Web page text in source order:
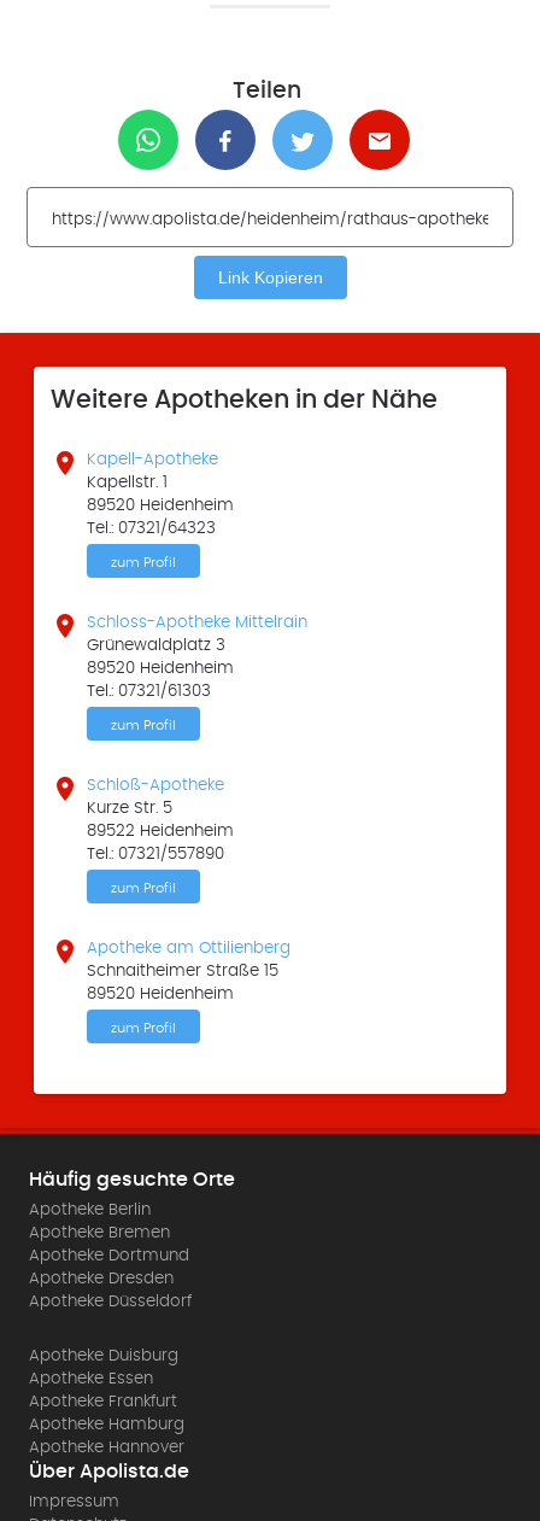
Teilen
Link Kopieren
Weitere Apotheken in der Nähe

Kapell-Apotheke
Kapellstr. 1
89520 Heidenheim
Tel.: 07321/64323
zum Profil

Schloss-Apotheke Mittelrain
Grünewaldplatz 3
89520 Heidenheim
Tel.: 07321/61303
zum Profil

Schloß-Apotheke
Kurze Str. 5
89522 Heidenheim
Tel.: 07321/557890
zum Profil

Apotheke am Ottilienberg
Schnaitheimer Straße 15
89520 Heidenheim
zum Profil
Häufig gesuchte Orte
Apotheke Berlin
Apotheke Bremen
Apotheke Dortmund
Apotheke Dresden
Apotheke Düsseldorf
Apotheke Duisburg
Apotheke Essen
Apotheke Frankfurt
Apotheke Hamburg
Apotheke Hannover
Über Apolista.de
Impressum